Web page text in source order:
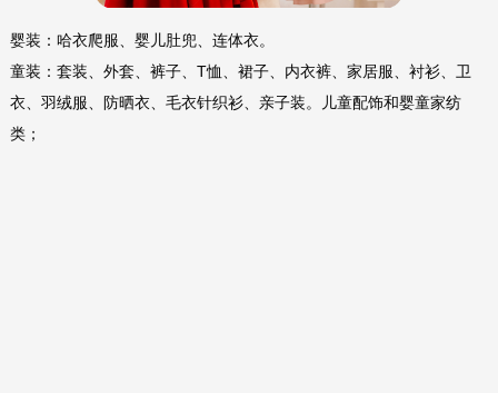
婴装：哈衣爬服、婴儿肚兜、连体衣。
童装：套装、外套、裤子、T恤、裙子、内衣裤、家居服、衬衫、卫
衣、羽绒服、防晒衣、毛衣针织衫、亲子装。儿童配饰和婴童家纺
类；